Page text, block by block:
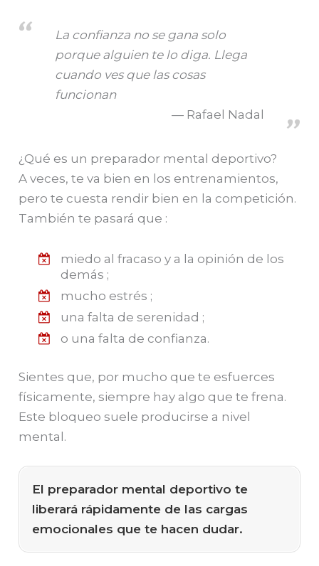
La confianza no se gana solo
porque alguien te lo diga. Llega
cuando ves que las cosas
funcionan
Rafael Nadal
¿Qué es un preparador mental deportivo?
A veces, te va bien en los entrenamientos,
pero te cuesta rendir bien en la competición.
También te pasará que :
miedo al fracaso y a la opinión de los
demás ;
mucho estrés ;
una falta de serenidad ;
o una falta de confianza.
Sientes que, por mucho que te esfuerces
físicamente, siempre hay algo que te frena.
Este bloqueo suele producirse a nivel
mental.
El preparador mental deportivo te
liberará rápidamente de las cargas
emocionales que te hacen dudar.